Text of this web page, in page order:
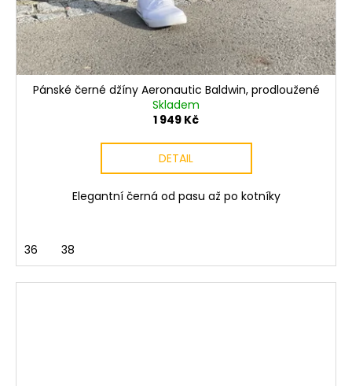
Pánské černé džíny Aeronautic Baldwin, prodloužené
Skladem
1 949 Kč
DETAIL
Elegantní černá od pasu až po kotníky
36 38